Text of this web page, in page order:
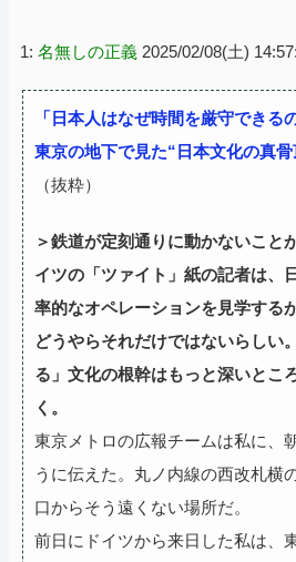
1: 名無しの正義 2025/02/08(土)
「日本人はなぜ時間を厳守でき
東京の地下で見た“日本文化の真骨
（抜粋）
＞鉄道が定刻通りに動かないこと
イツの「ツァイト」紙の記者は、
率的なオペレーションを見学する
どうやらそれだけではないらしい
る」文化の根幹はもっと深いとこ
く。
東京メトロの広報チームは私に、
うに伝えた。丸ノ内線の西改札横
口からそう遠くない場所だ。
前日にドイツから来日した私は、